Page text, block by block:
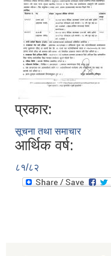
प्रकार:
सूचना तथा समाचार
आर्थिक वर्ष:
८१/८२